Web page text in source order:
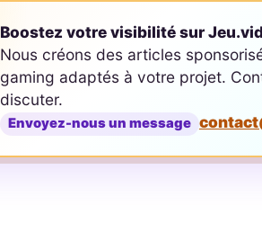
Boostez votre visibilité sur
Nous créons des articles
gaming adaptés à votre projet.
discuter.
Envoyez-nous un message